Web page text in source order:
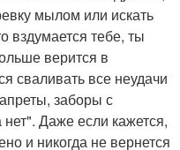
мылом или искать
вздумается тебе, ты
верится в
сваливать все неудачи
заборы с
Даже если кажется,
и никогда не вернется